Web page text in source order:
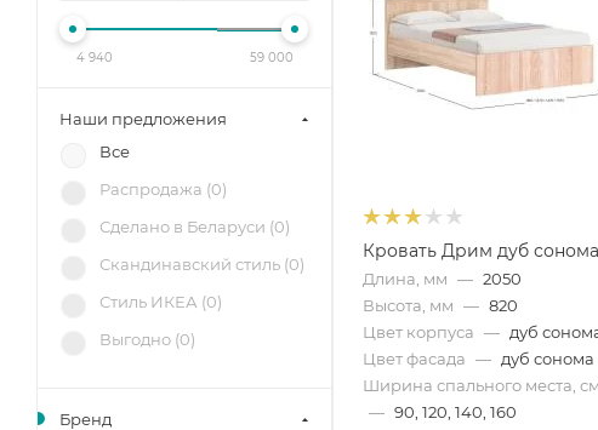
Кровать Дрим дуб сонома
Длина, мм — 2050
Высота, мм — 820
Цвет корпуса — дуб
Цвет фасада — дуб сонома
Ширина спального места, см
— 90, 120, 140, 160
4 940 59 000
Наши предложения
Все
Распродажа (0)
Сделано в Беларуси (0)
Скандинавский стиль (0)
Стиль ИКЕА (0)
Выгодно (0)
Бренд